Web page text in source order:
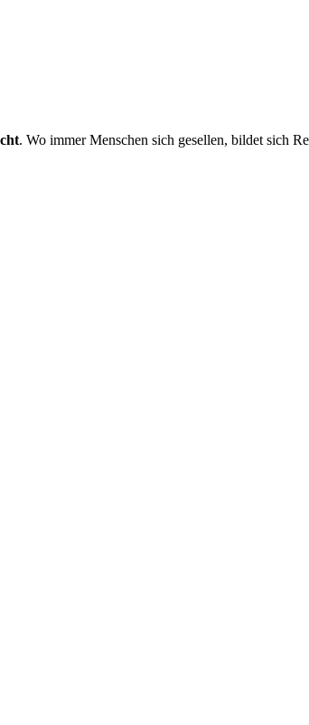
. Wo immer Menschen sich gesellen, bildet sich